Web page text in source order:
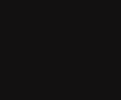
ゆるコートサー
は、SFX 4やJet
理想的なモデルで